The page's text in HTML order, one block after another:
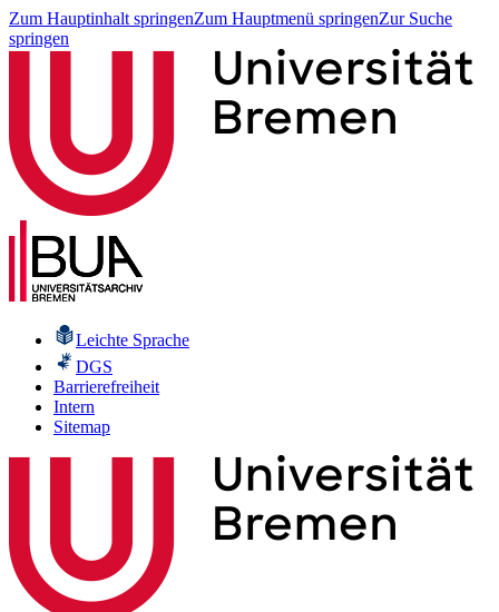
Zum Hauptinhalt springenZum Hauptmenü springenZur Suche
springen
Leichte Sprache
DGS
Barrierefreiheit
Intern
Sitemap